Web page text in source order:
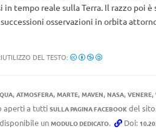
in tempo reale sulla Terra. Il razzo poi
osservazioni in orbita
DEL TESTO:
, ATMOSFERA, MARTE, MAVEN, NASA, VENERE,
aperti a tutti SULLA PAGINA FACEBOOKdel
un MODULO DEDICATO. Doi: